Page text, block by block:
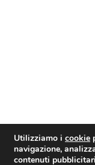
Utilizziamo i cookie
navigazione,
contenuti